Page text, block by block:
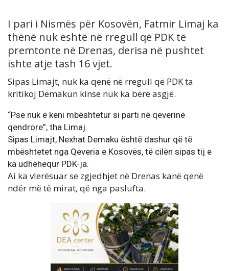
I pari i Nismës për Kosovën, Fatmir Limaj ka
thënë nuk është në rregull që PDK të
premtonte në Drenas, derisa në pushtet
ishte atje tash 16 vjet.
Sipas Limajt, nuk ka qenë në rregull që PDK ta
kritikoj Demakun kinse nuk ka bërë asgjë.
“Pse nuk e keni mbështetur si parti në qeverinë
qendrore”, tha Limaj.
Sipas Limajt, Nexhat Demaku është dashur që të
mbështetet nga Qeveria e Kosovës, të cilën sipas tij e
ka udhëhequr PDK-ja.
Ai ka vlerësuar se zgjedhjet në Drenas kanë qenë
ndër më të mirat, që nga paslufta.